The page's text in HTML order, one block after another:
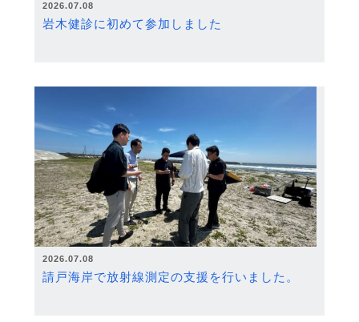
2026.07.08
岩木健診に初めて参加しました
2026.07.08
請戸海岸で放射線測定の支援を行いました。